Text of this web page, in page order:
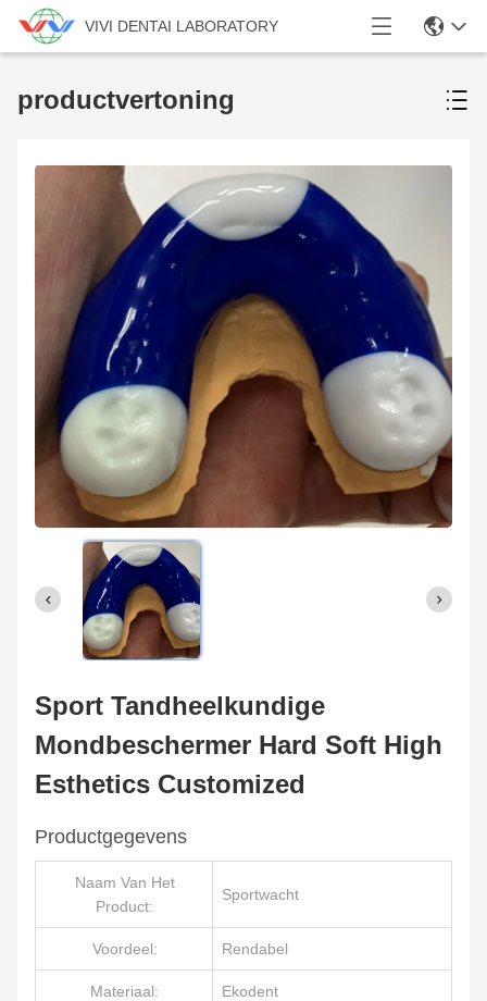
VIVI DENTAI LABORATORY
productvertoning
Sport Tandheelkundige
Mondbeschermer Hard Soft High
Esthetics Customized
Productgegevens
Naam Van Het
Product:
Sportwacht
Voordeel: Rendabel
Materiaal: Ekodent